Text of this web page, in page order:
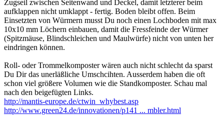
Zugseil zwischen Seitenwand und Deckel, damit letzterer beim
aufklappen nicht umklappt - fertig. Boden bleibt offen. Beim
Einsetzten von Würmern musst Du noch einen Lochboden mit max
10x10 mm Löchern einbauen, damit die Fressfeinde der Würmer
(Spitzmäuse, Blindschleichen und Maulwürfe) nicht von unten her
eindringen können.
Roll- oder Trommelkomposter wären auch nicht schlecht da sparst
Du Dir das unerläßliche Umschcihten. Ausserdem haben die oft
schon viel größere Volumen wie die Standkomposter. Schau mal
nach den beigefügten Links.
http://mantis-europe.de/ctwin_whybest.asp
http://www.green24.de/innovationen/p141 ... mbler.html